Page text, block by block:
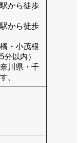
から徒歩
から徒歩
・小茂根
以内）
川県・千
。